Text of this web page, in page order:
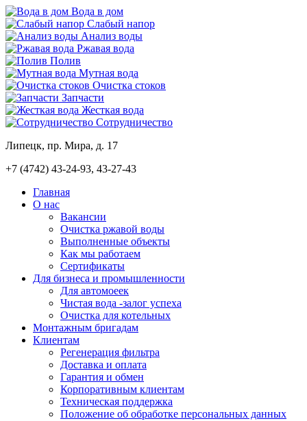
Вода в дом
Слабый напор
Анализ воды
Ржавая вода
Полив
Мутная вода
Очистка стоков
Запчасти
Жесткая вода
Сотрудничество
Липецк, пр. Мира, д. 17
+7 (4742) 43-24-93, 43-27-43
Главная
О нас
Вакансии
Очистка ржавой воды
Выполненные объекты
Как мы работаем
Сертификаты
Для бизнеса и промышленности
Для автомоеек
Чистая вода -залог успеха
Очистка для котельных
Монтажным бригадам
Клиентам
Регенерация фильтра
Доставка и оплата
Гарантия и обмен
Корпоративным клиентам
Техническая поддержка
Положение об обработке персональных данных